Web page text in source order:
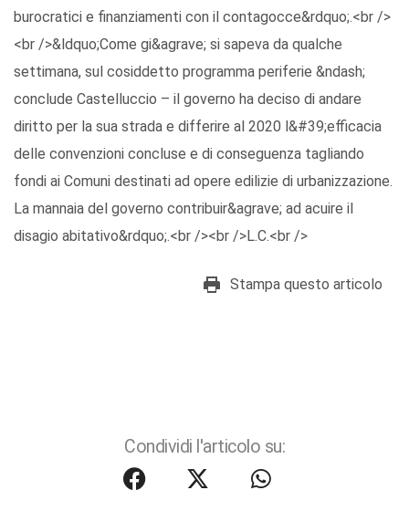
burocratici e finanziamenti con il contagocce&rdquo;.<br />
<br />&ldquo;Come gi&agrave; si sapeva da qualche
settimana, sul cosiddetto programma periferie &ndash;
conclude Castelluccio – il governo ha deciso di andare
diritto per la sua strada e differire al 2020 l&#39;efficacia
delle convenzioni concluse e di conseguenza tagliando
fondi ai Comuni destinati ad opere edilizie di urbanizzazione.
La mannaia del governo contribuir&agrave; ad acuire il
disagio abitativo&rdquo;.<br /><br />L.C.<br />
Stampa questo articolo
Condividi l'articolo su: